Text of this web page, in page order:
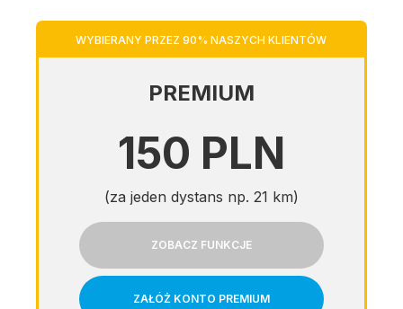
WYBIERANY PRZEZ 90% NASZYCH KLIENTÓW
PREMIUM
150 PLN
(za jeden dystans np. 21 km)
ZOBACZ FUNKCJE
ZAŁÓŻ KONTO PREMIUM